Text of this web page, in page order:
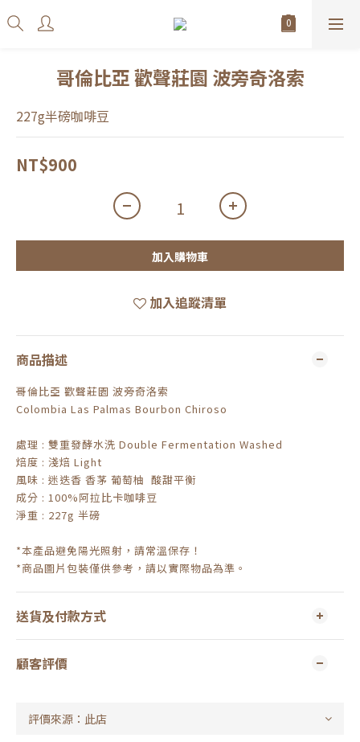
哥倫比亞 歡聲莊園 波旁奇洛索
227g半磅咖啡豆
NT$900
加入購物車
加入追蹤清單
商品描述
哥倫比亞 歡聲莊園 波旁奇洛索
Colombia Las Palmas Bourbon Chiroso
處理 : 雙重發酵水洗 Double Fermentation Washed
焙度 : 淺焙 Light
風味 : 迷迭香 香茅 葡萄柚 酸甜平衡
成分 : 100%阿拉比卡咖啡豆
淨重 : 227g 半磅
*本產品避免陽光照射，請常溫保存！
*商品圖片包裝僅供參考，請以實際物品為準。
送貨及付款方式
顧客評價